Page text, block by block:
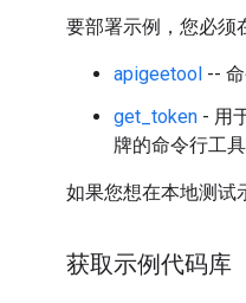
要部署示例，您必须
apigeetool --
get_token - 用
牌的命令行工具
如果您想在本地测试
获取示例代码库